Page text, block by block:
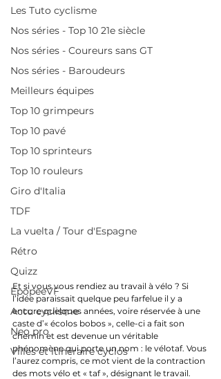
Les Tuto cyclisme
Nos séries - Top 10 21e siècle
Nos séries - Coureurs sans GT
Nos séries - Baroudeurs
Meilleurs équipes
Top 10 grimpeurs
Top 10 pavé
Top 10 sprinteurs
Top 10 rouleurs
Giro d'Italia
TDF
La vuelta / Tour d'Espagne
Rétro
Quizz
EpopeeVF
Actu cyclisme
Neo pro
Villes et itinéraire cyclos
Et si vous vous rendiez au travail à vélo ? Si
l’idée paraissait quelque peu farfelue il y a
encore quelques années, voire réservée à une
caste d’« écolos bobos », celle-ci a fait son
chemin et est devenue un véritable
phénomène qui porte un nom : le vélotaf. Vous
l’aurez compris, ce mot vient de la contraction
des mots vélo et « taf », désignant le travail.